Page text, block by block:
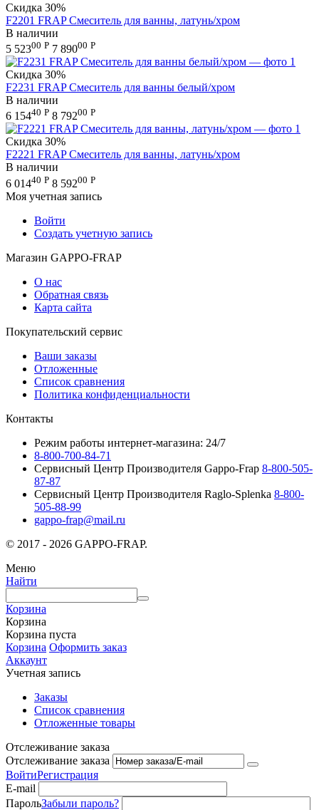
Скидка 30%
F2201 FRAP Смеситель для ванны, латунь/хром
В наличии
5 52300 Р 7 89000 Р
Скидка 30%
F2231 FRAP Смеситель для ванны белый/хром
В наличии
6 15440 Р 8 79200 Р
Скидка 30%
F2221 FRAP Смеситель для ванны, латунь/хром
В наличии
6 01440 Р 8 59200 Р
Моя учетная запись
Войти
Создать учетную запись
Магазин GAPPO-FRAP
О нас
Обратная связь
Карта сайта
Покупательский сервис
Ваши заказы
Отложенные
Список сравнения
Политика конфиденциальности
Контакты
Режим работы интернет-магазина: 24/7
8-800-700-84-71
Сервисный Центр Производителя Gappo-Frap 8-800-505-
87-87
Сервисный Центр Производителя Raglo-Splenka 8-800-
505-88-99
gappo-frap@mail.ru
© 2017 - 2026 GAPPO-FRAP.
Меню
Найти
Корзина
Корзина
Корзина пуста
Корзина Оформить заказ
Аккаунт
Учетная запись
Заказы
Список сравнения
Отложенные товары
Отслеживание заказа
Отслеживание заказа
ВойтиРегистрация
E-mail
ПарольЗабыли пароль?